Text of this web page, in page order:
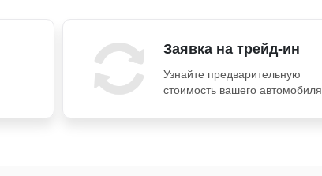
Заявка на трейд-ин
Узнайте предварительную
стоимость вашего автомобиля